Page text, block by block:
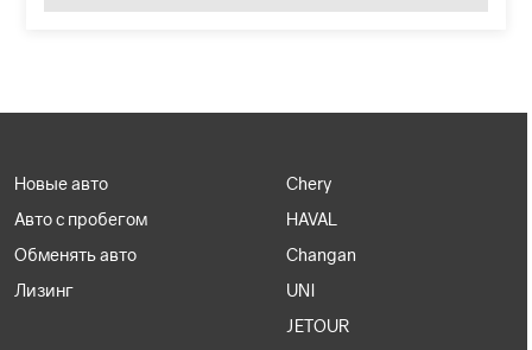
Новые авто
Авто с пробегом
Обменять авто
Лизинг
Chery
HAVAL
Changan
UNI
JETOUR